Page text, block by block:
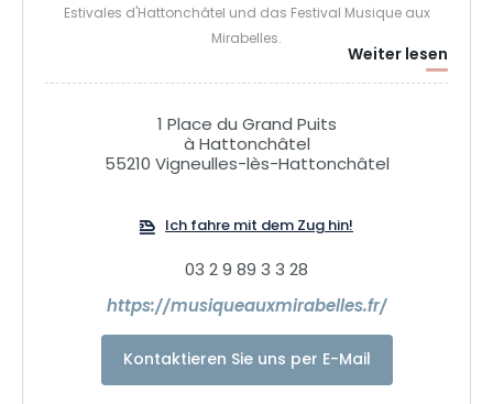
Estivales d'Hattonchâtel und das Festival Musique aux
Mirabelles.
Der Verein möchte im ländlichen Raum außergewöhnliche
Konzerte anbieten, die für alle zugänglich sind.
Weiter lesen
1 Place du Grand Puits
à Hattonchâtel
55210 Vigneulles-lès-Hattonchâtel
Ich fahre mit dem Zug hin!
03 2 9 89 3 3 28
https://musiqueauxmirabelles.fr/
Kontaktieren Sie uns per E-Mail